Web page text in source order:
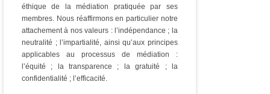
éthique de la médiation pratiquée par ses
membres. Nous réaffirmons en particulier notre
attachement à nos valeurs : l’indépendance ; la
neutralité ; l’impartialité, ainsi qu’aux principes
applicables au processus de médiation :
l’équité ; la transparence ; la gratuité ; la
confidentialité ; l’efficacité.